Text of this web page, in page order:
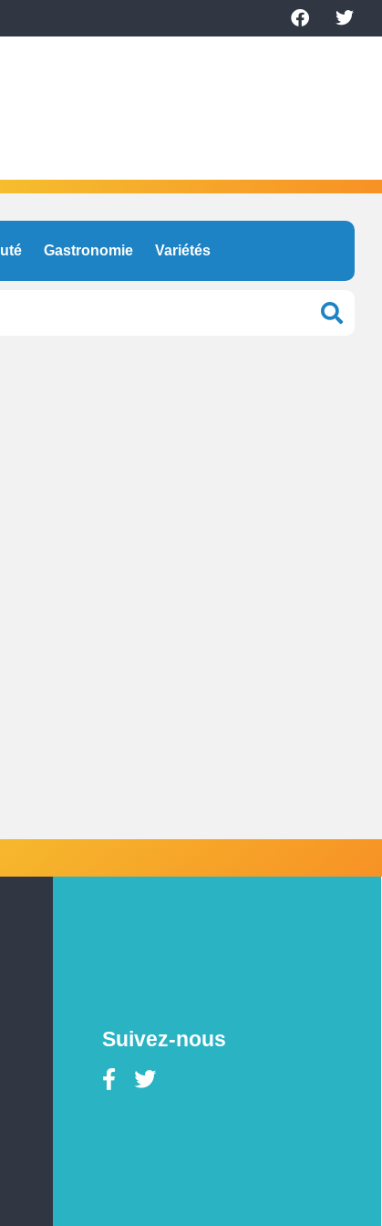
Gastronomie Variétés
Suivez-nous